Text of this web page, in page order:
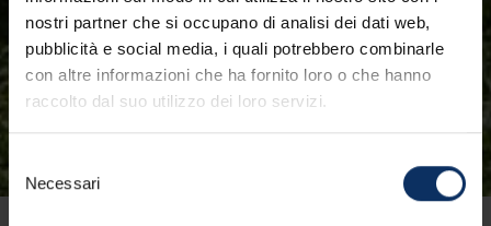
nostri partner che si occupano di analisi dei dati web,
pubblicità e social media, i quali potrebbero combinarle
con altre informazioni che ha fornito loro o che hanno
raccolto dal suo utilizzo dei loro servizi.
delNecessari